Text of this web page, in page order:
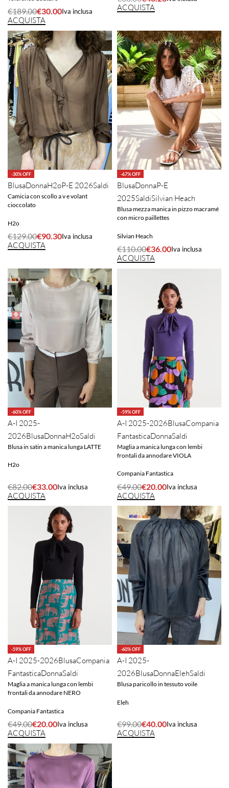
€189.00€30.00Iva inclusa
ACQUISTA
ACQUISTA
-30% OFF
BlusaDonnaH2oP-E 2026Saldi
Camicia con scollo a v e volant
cioccolato
H2o
€129.00€90.30Iva inclusa
ACQUISTA
-67% OFF
BlusaDonnaP-E
2025SaldiSilvian Heach
Blusa mezza manica in pizzo macramé
con micro paillettes
Silvian Heach
€110.00€36.00Iva inclusa
ACQUISTA
-60% OFF
A-I 2025-
2026BlusaDonnaH2oSaldi
Blusa in satin a manica lunga LATTE
H2o
€82.00€33.00Iva inclusa
ACQUISTA
-59% OFF
A-I 2025-2026BlusaCompania
FantasticaDonnaSaldi
Maglia a manica lunga con lembi
frontali da annodare VIOLA
Compania Fantastica
€49.00€20.00Iva inclusa
ACQUISTA
-59% OFF
A-I 2025-2026BlusaCompania
FantasticaDonnaSaldi
Maglia a manica lunga con lembi
frontali da annodare NERO
Compania Fantastica
€49.00€20.00Iva inclusa
ACQUISTA
-60% OFF
A-I 2025-
2026BlusaDonnaElehSaldi
Blusa paricollo in tessuto voile
Eleh
€99.00€40.00Iva inclusa
ACQUISTA